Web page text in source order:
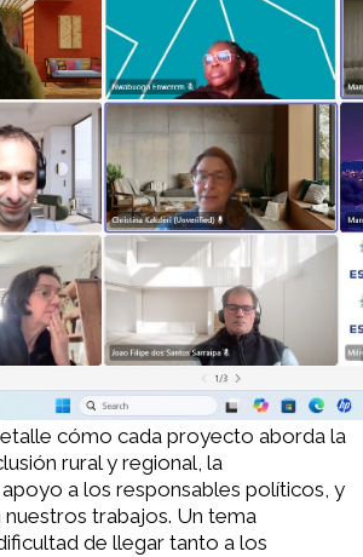
cómo cada proyecto aborda la
rural y regional, la
a los responsables políticos, y
trabajos. Un tema
de llegar tanto a los